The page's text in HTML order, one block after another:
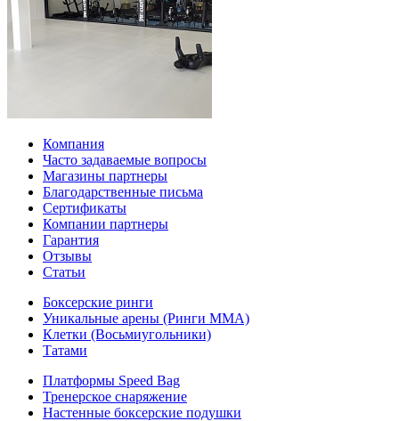
Компания
Часто задаваемые вопросы
Магазины партнеры
Благодарственные письма
Сертификаты
Компании партнеры
Гарантия
Отзывы
Статьи
Боксерские ринги
Уникальные арены (Ринги ММА)
Клетки (Восьмиугольники)
Татами
Платформы Speed Bag
Тренерское снаряжение
Настенные боксерские подушки